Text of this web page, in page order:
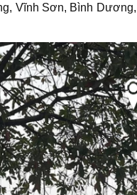
Vĩnh Sơn, Bình